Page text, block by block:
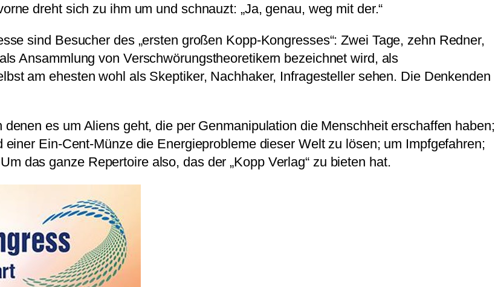
dreht sich zu ihm um und schnauzt: „Ja, genau, weg mit der.“
sind Besucher des „ersten großen Kopp-Kongresses“: Zwei Tage, zehn Redner,
Ansammlung von Verschwörungstheoretikern bezeichnet wird, als
am ehesten wohl als Skeptiker, Nachhaker, Infragesteller sehen. Die Denkenden
es um Aliens geht, die per Genmanipulation die Menschheit erschaffen haben;
Ein-Cent-Münze die Energieprobleme dieser Welt zu lösen; um Impfgefahren;
das ganze Repertoire also, das der „Kopp Verlag“ zu bieten hat.